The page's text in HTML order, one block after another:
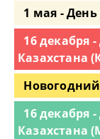
1 мая -
16 декабря
Казахстана
16 декабря
Казахстана